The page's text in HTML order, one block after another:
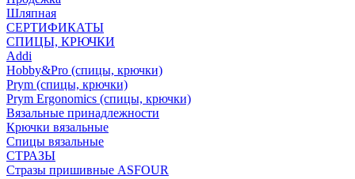
Шляпная
СЕРТИФИКАТЫ
СПИЦЫ, КРЮЧКИ
Addi
Hobby&Pro (спицы, крючки)
Prym (спицы, крючки)
Prym Ergonomics (спицы, крючки)
Вязальные принадлежности
Крючки вязальные
Спицы вязальные
СТРАЗЫ
Стразы пришивные ASFOUR